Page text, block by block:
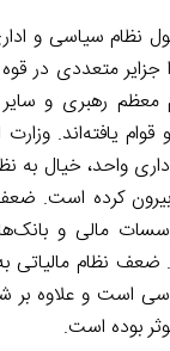
سیاسی و
جزایر متعددی در
معظم رهبری و
یافته‌اند. وزارت
واحد، خیال به
کرده است.
مالی و بانک‌‌ها
نظام مالیاتی
است و علاوه بر
بوده است.